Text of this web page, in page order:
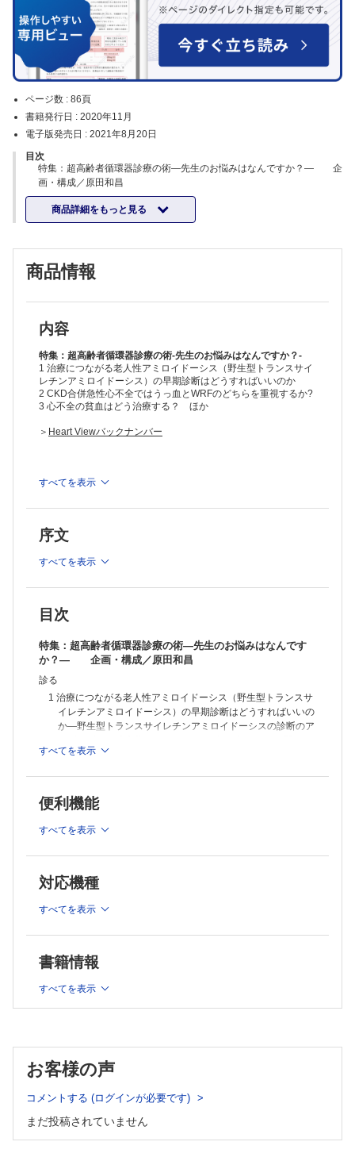
ページ数 : 86頁
書籍発行日 : 2020年11月
電子版発売日 : 2021年8月20日
目次
特集：超高齢者循環器診療の術―先生のお悩みはなんですか？― 企
画・構成／原田和昌
診る
1 治療につながる老人性アミロイドーシス（野生型トランスサイレチン
アミロイドーシス）の早期診断はどうすればいいのか―野生型トランス
3 心不全の貧血はどう治療する？ 加賀谷 豊
4 認知症と循環器病の深い関係 猪原匡史
6 CKDが循環器疾患を引き起こす機序は？ 機序に基づく治療は？
常喜信彦，田中友里
7 超高齢者循環器疾患患者のポリファーマシーの対応 小島太郎，秋
下雅弘
治す
8 超高齢者に多いHFpEFの薬物治療は？ 今村輝彦
9 超高齢心不全患者に対するGDMTは何歳まで行うべきか？生命予後と
ADLのどちらを重視すべきか，在宅ではどうすべきか？ 吉川 勉
10 Expertise TAVIは何歳まで行う？ 超高齢者に対するTAVIの適応
岡田 靖，矢坂正弘
か？ 片岡明久
商品詳細をもっと見る
商品情報
内容
特集：超高齢者循環器診療の術-先生のお悩みはなんですか？-
1 治療につながる老人性アミロイドーシス（野生型トランスサイ
レチンアミロイドーシス）の早期診断はどうすればいいのか
2 CKD合併急性心不全ではうっ血とWRFのどちらを重視するか?
3 心不全の貧血はどう治療する？ ほか
＞ Heart Viewバックナンバー
※本製品はPCでの閲覧も可能です。
境で閲覧可能なPDF版をご覧いただけます。詳細はこちらでご確
推奨ブラウザ： Firefox 最新版 / Google Chrome 最新版 / Safari
最新版
すべてを表示
序文
すべてを表示
目次
特集：超高齢者循環器診療の術―先生のお悩みはなんです
か？― 企画・構成／原田和昌
診る
1 治療につながる老人性アミロイドーシス（野生型トランスサ
イレチンアミロイドーシス）の早期診断はどうすればいいの
か―野生型トランスサイレチンアミロイドーシスの診断のア
医療経済面も含めて― 佐野元昭
3 心不全の貧血はどう治療する？ 加賀谷 豊
石田純一
6 CKDが循環器疾患を引き起こす機序は？ 機序に基づく治療
は？ 常喜信彦，田中友里
太郎，秋下雅弘
治す
8 超高齢者に多いHFpEFの薬物治療は？ 今村輝彦
9 超高齢心不全患者に対するGDMTは何歳まで行うべきか？生
適応 小張祐介，林田健太郎
11 超高齢者の心房細動で抗血栓治療を中止することができる
か？ 岡田 靖，矢坂正弘
12 【Expertise】 機能性MRのMitra Clip®後の薬物治療はどう
すべてを表示
便利機能
すべてを表示
対応機種
すべてを表示
書籍情報
すべてを表示
お客様の声
コメントする (ログインが必要です)
まだ投稿されていません